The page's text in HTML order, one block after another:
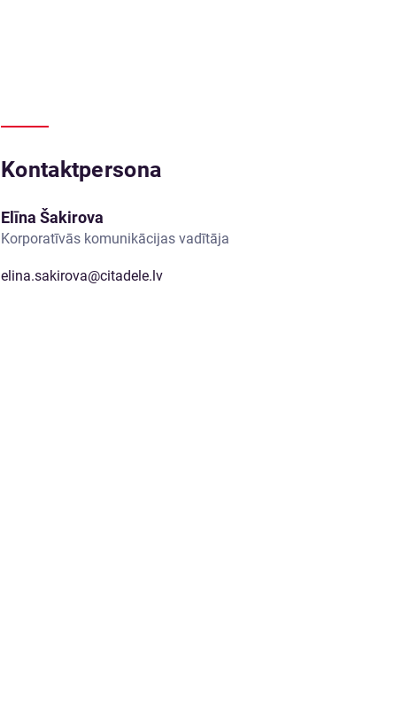
Kontaktpersona
Elīna Šakirova
Korporatīvās komunikācijas vadītāja
elina.sakirova@citadele.lv